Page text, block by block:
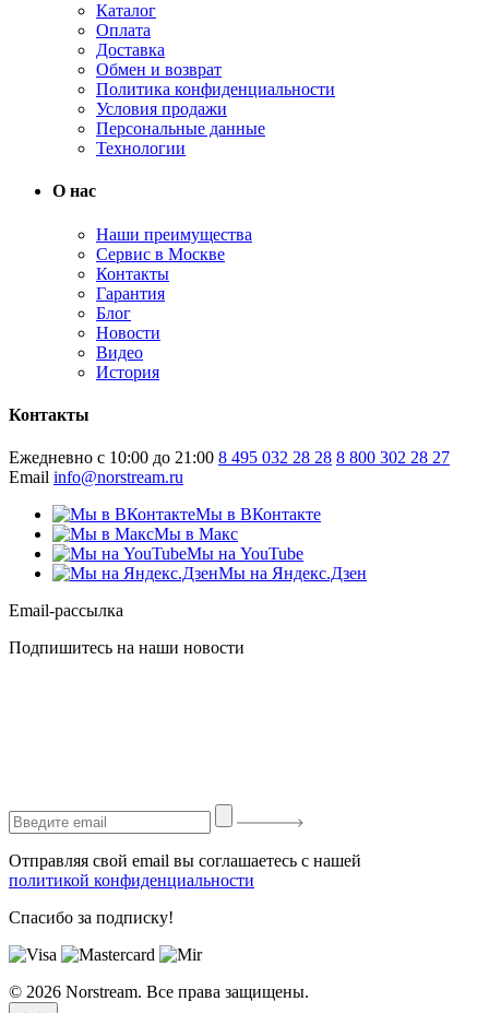
Каталог
Оплата
Доставка
Обмен и возврат
Политика конфиденциальности
Условия продажи
Персональные данные
Технологии
О нас
Наши преимущества
Сервис в Москве
Контакты
Гарантия
Блог
Новости
Видео
История
Контакты
Ежедневно с 10:00 до 21:00 8 495 032 28 28 8 800 302 28 27
Email info@norstream.ru
Мы в ВКонтакте
Мы в Макс
Мы на YouTube
Мы на Яндекс.Дзен
Email-рассылка
Подпишитесь на наши новости
Отправляя свой email вы соглашаетесь с нашей
политикой конфиденциальности
Спасибо за подписку!
© 2026 Norstream. Все права защищены.